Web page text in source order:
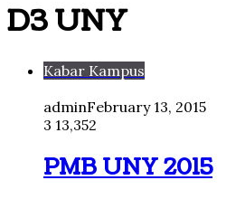
D3 UNY
Kabar Kampus
adminFebruary 13, 2015
3 13,352
PMB UNY 2015